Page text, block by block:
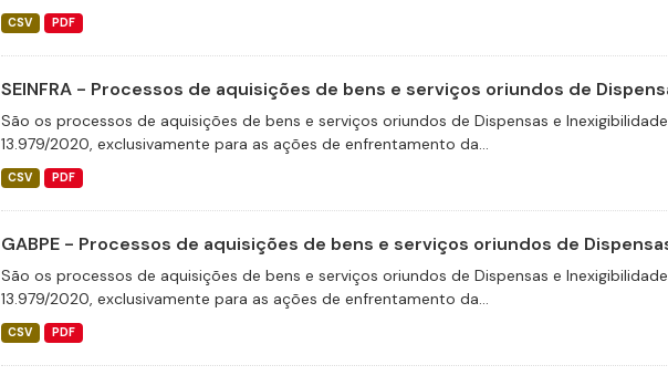
CSV PDF
SEINFRA - Processos de aquisições de bens e serviços oriundos de
São os processos de aquisições de bens e serviços oriundos de Dispensas e
13.979/2020, exclusivamente para as ações de enfrentamento da...
CSV PDF
GABPE - Processos de aquisições de bens e serviços oriundos de
São os processos de aquisições de bens e serviços oriundos de Dispensas e
13.979/2020, exclusivamente para as ações de enfrentamento da...
CSV PDF